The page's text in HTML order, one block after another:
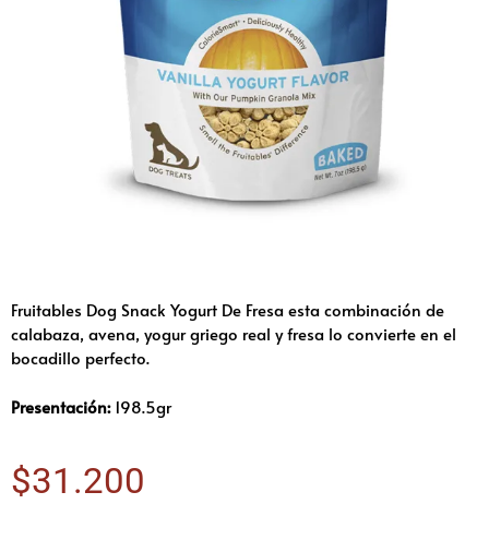
Fruitables Dog Snack Yogurt De Fresa esta combinación de
calabaza, avena, yogur griego real y fresa lo convierte en el
bocadillo perfecto.
Presentación:198.5gr
$31.200